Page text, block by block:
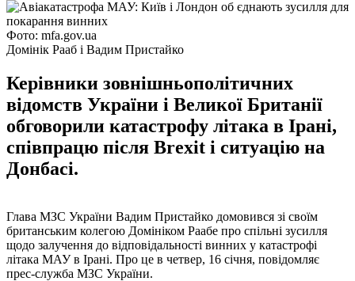
Фото: mfa.gov.ua
Домінік Рааб і Вадим Пристайко
Керівники зовнішньополітичних
відомств України і Великої Британії
обговорили катастрофу літака в Ірані,
співпрацю після Вrexit і ситуацію на
Донбасі.
Глава МЗС України Вадим Пристайко домовився зі своїм
британським колегою Домініком Раабе про спільні зусилля
щодо залучення до відповідальності винних у катастрофі
літака МАУ в Ірані. Про це в четвер, 16 січня, повідомляє
прес-служба МЗС України.